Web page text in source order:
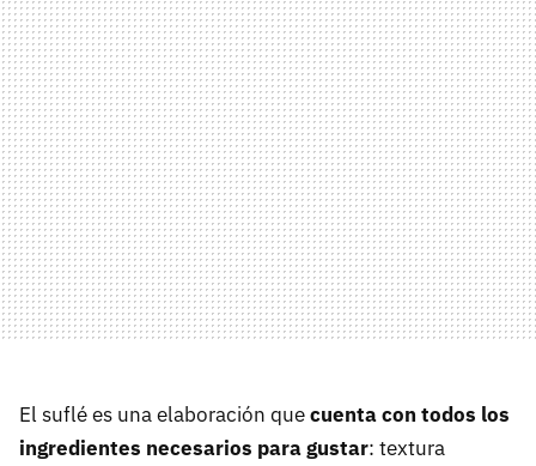
El suflé es una elaboración quecuenta con todos los
ingredientes necesarios para gustar: textura